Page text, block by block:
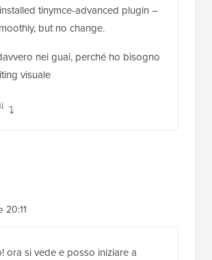
tinymce-advanced plugin –
but no change.
nei guai, perché ho bisogno
visuale
20:11
ora si vede e posso iniziare a